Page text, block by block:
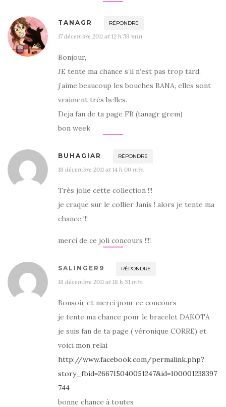
TANAGR RÉPONDRE
17 décembre 2011 at 12 h 59 min
Bonjour,
JE tente ma chance s’il n’est pas trop tard,
j’aime beaucoup les bouches BANA, elles sont
vraiment très belles.
Deja fan de ta page FB (tanagr grem)
bon week
BUHAGIAR RÉPONDRE
18 décembre 2011 at 14 h 00 min
Très jolie cette collection !!!
je craque sur le collier Janis ! alors je tente ma
chance !!!
merci de ce joli concours !!!!
SALINGER9 RÉPONDRE
18 décembre 2011 at 18 h 31 min
Bonsoir et merci pour ce concours
je tente ma chance pour le bracelet DAKOTA
je suis fan de ta page ( véronique CORRE) et
voici mon relai
http://www.facebook.com/permalink.php?
story_fbid=266715040051247&id=100001238397
744
bonne chance à toutes